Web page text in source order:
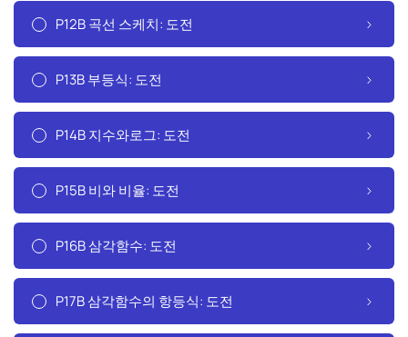
P12B 곡선 스케치: 도전
P13B 부등식: 도전
P14B 지수와로그: 도전
P15B 비와 비율: 도전
P16B 삼각함수: 도전
P17B 삼각함수의 항등식: 도전